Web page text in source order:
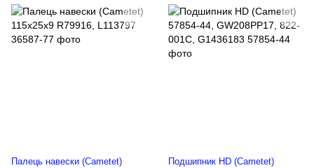
Палець навески (Cametet)
Подшипник HD (Cametet)